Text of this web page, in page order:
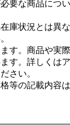
要な商品につ
庫状況とは異
す。商品や実
す。詳しくは
さい。
等の記載内容